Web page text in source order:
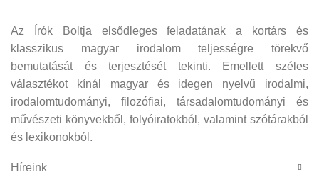
Az Írók Boltja elsődleges feladatának a kortárs és
klasszikus magyar irodalom teljességre törekvő
bemutatását és terjesztését tekinti. Emellett széles
választékot kínál magyar és idegen nyelvű irodalmi,
irodalomtudományi, filozófiai, társadalomtudományi és
művészeti könyvekből, folyóiratokból, valamint szótárakból
és lexikonokból.
Híreink